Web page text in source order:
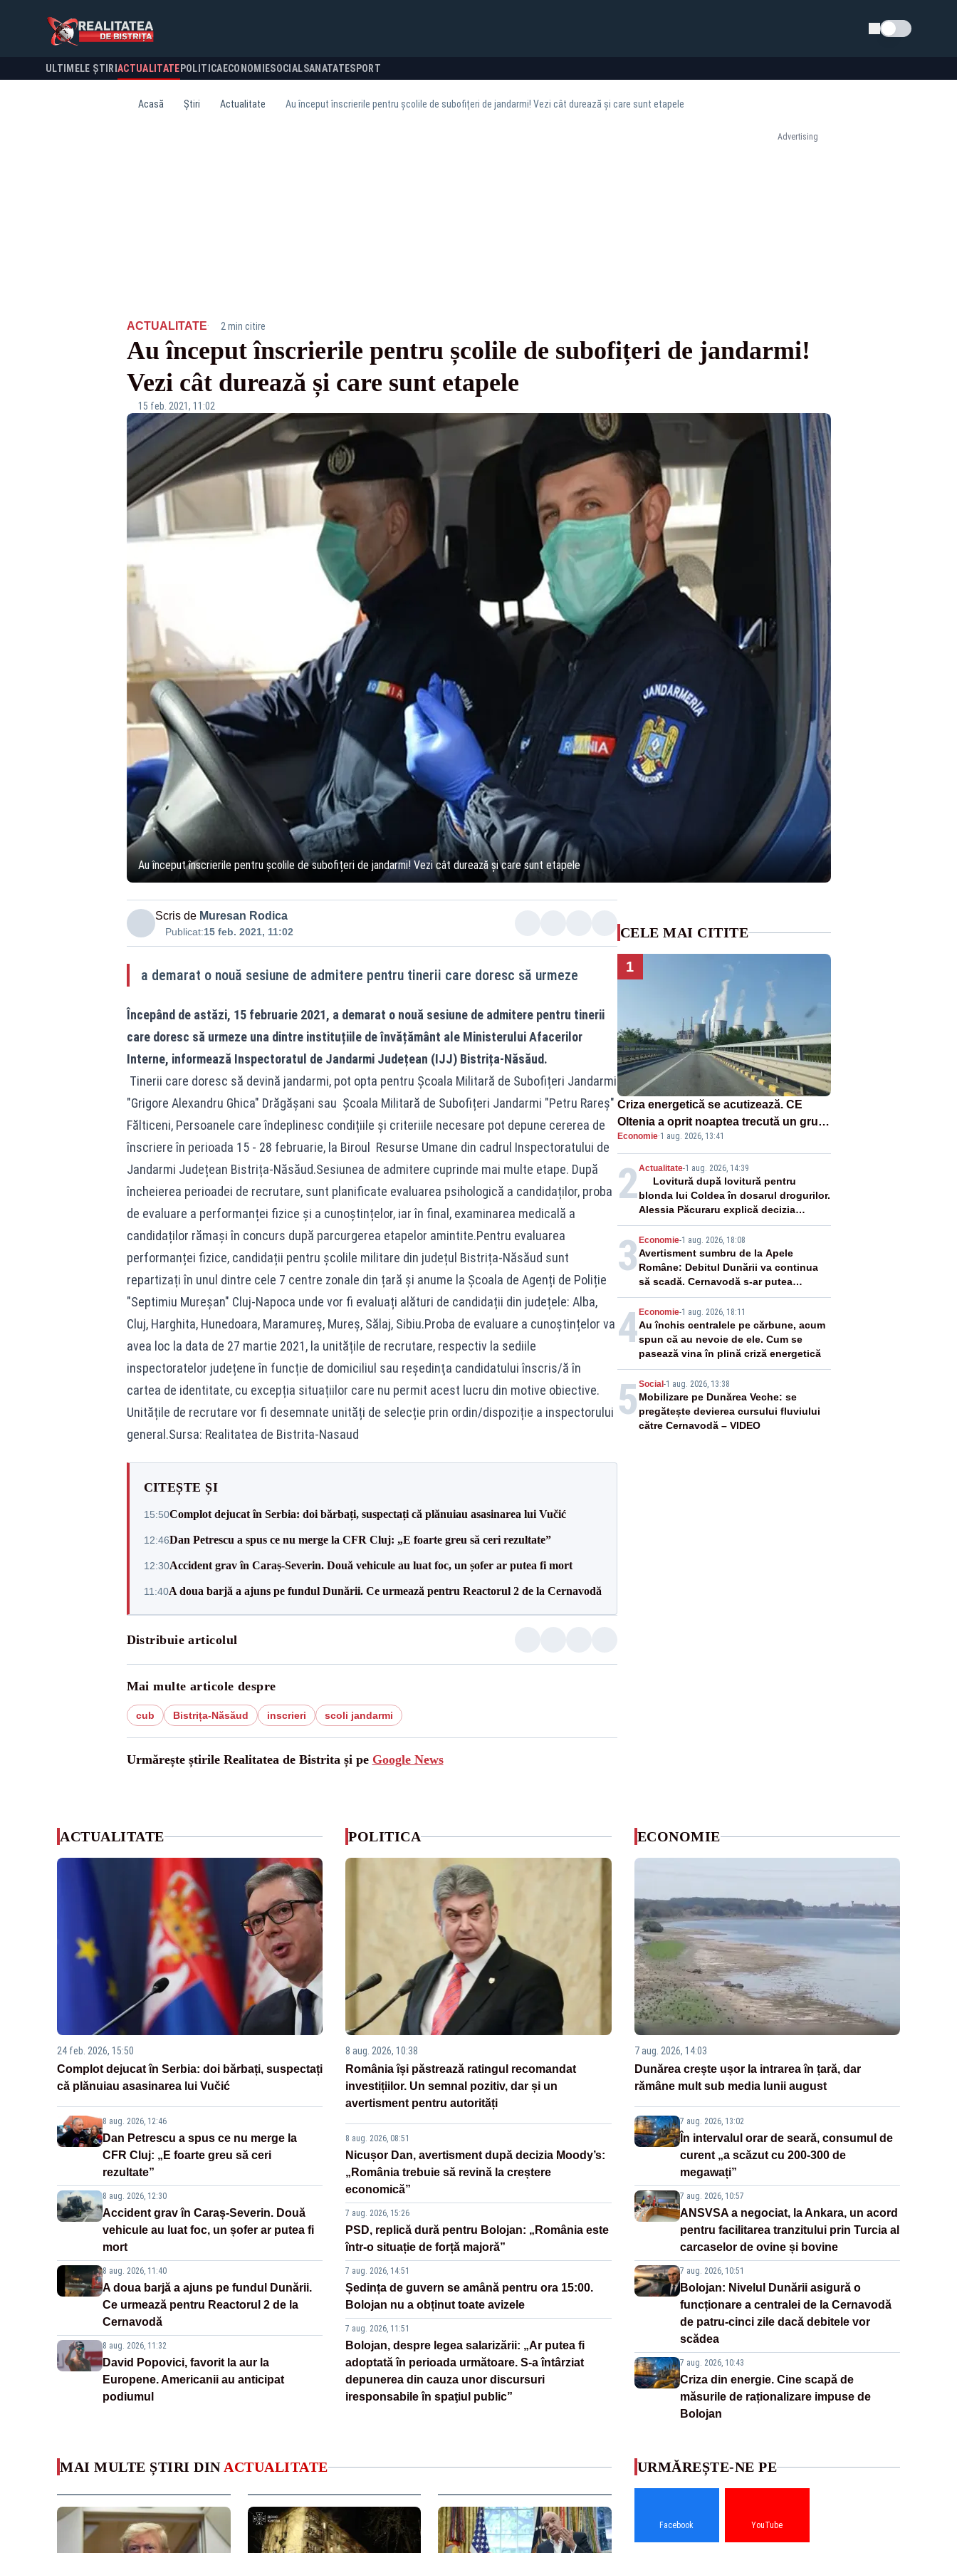
Schimba tema
ULTIMELE ȘTIRI ACTUALITATE POLITICA ECONOMIESOCIALSANATATESPORT
Acasă Știri Actualitate Au început înscrierile pentru școlile de subofițeri de jandarmi! Vezi cât durează și care sunt etapele
Advertising
ACTUALITATE· 2 min citire
Au început înscrierile pentru școlile de subofițeri de jandarmi!
Vezi cât durează și care sunt etapele
15 feb. 2021, 11:02
Au început înscrierile pentru școlile de subofițeri de jandarmi! Vezi cât durează și care sunt etapele
Scris de Muresan Rodica
Publicat:15 feb. 2021, 11:02
a demarat o nouă sesiune de admitere pentru tinerii care doresc să urmeze
Începând de astăzi, 15 februarie 2021, a demarat o nouă sesiune de admitere pentru tinerii
care doresc să urmeze una dintre instituțiile de învățământ ale Ministerului Afacerilor
Interne, informează Inspectoratul de Jandarmi Județean (IJJ) Bistrița-Năsăud.
Tinerii care doresc să devină jandarmi, pot opta pentru Școala Militară de Subofițeri Jandarmi
"Grigore Alexandru Ghica" Drăgășani sau Școala Militară de Subofițeri Jandarmi "Petru Rareș"
Fălticeni, Persoanele care îndeplinesc condițiile și criteriile necesare pot depune cererea de
înscriere în perioada 15 - 28 februarie, la Biroul Resurse Umane din cadrul Inspectoratului de
Jandarmi Județean Bistrița-Năsăud.Sesiunea de admitere cuprinde mai multe etape. După
încheierea perioadei de recrutare, sunt planificate evaluarea psihologică a candidaților, proba
de evaluare a performanței fizice și a cunoștințelor, iar în final, examinarea medicală a
candidaților rămași în concurs după parcurgerea etapelor amintite.Pentru evaluarea
performanței fizice, candidații pentru școlile militare din județul Bistrița-Năsăud sunt
repartizați în unul dintre cele 7 centre zonale din țară și anume la Școala de Agenți de Poliție
"Septimiu Mureșan" Cluj-Napoca unde vor fi evaluați alături de candidații din județele: Alba,
Cluj, Harghita, Hunedoara, Maramureș, Mureș, Sălaj, Sibiu.Proba de evaluare a cunoștințelor va
avea loc la data de 27 martie 2021, la unitățile de recrutare, respectiv la sediile
inspectoratelor județene în funcție de domiciliul sau reşedinţa candidatului înscris/ă în
cartea de identitate, cu excepția situațiilor care nu permit acest lucru din motive obiective.
Unitățile de recrutare vor fi desemnate unități de selecție prin ordin/dispoziție a inspectorului
general.Sursa: Realitatea de Bistrita-Nasaud
CITEȘTE ȘI
15:50Complot dejucat în Serbia: doi bărbați, suspectați că plănuiau asasinarea lui Vučić
12:46Dan Petrescu a spus ce nu merge la CFR Cluj: „E foarte greu să ceri rezultate”
12:30Accident grav în Caraș-Severin. Două vehicule au luat foc, un șofer ar putea fi mort
11:40A doua barjă a ajuns pe fundul Dunării. Ce urmează pentru Reactorul 2 de la Cernavodă
Distribuie articolul
Mai multe articole despre
cub Bistrița-Năsăud inscrieri scoli jandarmi
Urmărește știrile Realitatea de Bistrita și pe Google News
CELE MAI CITITE
1
Criza energetică se acutizează. CE
Oltenia a oprit noaptea trecută un grup
energetic de la Rovinari
Economie·1 aug. 2026, 13:41
2Actualitate-1 aug. 2026, 14:39
Lovitură după lovitură pentru
blonda lui Coldea în dosarul drogurilor.
Alessia Păcuraru explică decizia
magistraților
3 Economie-1 aug. 2026, 18:08
Avertisment sumbru de la Apele
Române: Debitul Dunării va continua
să scadă. Cernavodă s-ar putea
închide în 4 zile
4 Economie-1 aug. 2026, 18:11
Au închis centralele pe cărbune, acum
spun că au nevoie de ele. Cum se
pasează vina în plină criză energetică
5 Social -1 aug. 2026, 13:38
Mobilizare pe Dunărea Veche: se
pregătește devierea cursului fluviului
către Cernavodă – VIDEO
ACTUALITATE
24 feb. 2026, 15:50
Complot dejucat în Serbia: doi bărbați, suspectați
că plănuiau asasinarea lui Vučić
8 aug. 2026, 12:46
Dan Petrescu a spus ce nu merge la
CFR Cluj: „E foarte greu să ceri
rezultate”
8 aug. 2026, 12:30
Accident grav în Caraș-Severin. Două
vehicule au luat foc, un șofer ar putea fi
mort
8 aug. 2026, 11:40
A doua barjă a ajuns pe fundul Dunării.
Ce urmează pentru Reactorul 2 de la
Cernavodă
8 aug. 2026, 11:32
David Popovici, favorit la aur la
Europene. Americanii au anticipat
podiumul
POLITICA
8 aug. 2026, 10:38
România își păstrează ratingul recomandat
investițiilor. Un semnal pozitiv, dar și un
avertisment pentru autorități
8 aug. 2026, 08:51
Nicușor Dan, avertisment după decizia Moody’s:
„România trebuie să revină la creștere
economică”
7 aug. 2026, 15:26
PSD, replică dură pentru Bolojan: „România este
într-o situație de forță majoră”
7 aug. 2026, 14:51
Ședința de guvern se amână pentru ora 15:00.
Bolojan nu a obținut toate avizele
7 aug. 2026, 11:51
Bolojan, despre legea salarizării: „Ar putea fi
adoptată în perioada următoare. S-a întârziat
depunerea din cauza unor discursuri
iresponsabile în spaţiul public”
ECONOMIE
7 aug. 2026, 14:03
Dunărea crește ușor la intrarea în țară, dar
rămâne mult sub media lunii august
7 aug. 2026, 13:02
În intervalul orar de seară, consumul de
curent „a scăzut cu 200-300 de
megawați”
7 aug. 2026, 10:57
ANSVSA a negociat, la Ankara, un acord
pentru facilitarea tranzitului prin Turcia al
carcaselor de ovine și bovine
7 aug. 2026, 10:51
Bolojan: Nivelul Dunării asigură o
funcționare a centralei de la Cernavodă
de patru-cinci zile dacă debitele vor
scădea
7 aug. 2026, 10:43
Criza din energie. Cine scapă de
măsurile de raționalizare impuse de
Bolojan
MAI MULTE ȘTIRI DIN ACTUALITATE URMĂREȘTE-NE PE
Facebook YouTube